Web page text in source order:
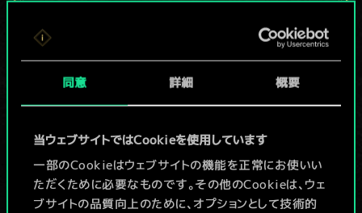
同意 詳細 概要
当ウェブサイトではCookieを使用しています
一部のCookieはウェブサイトの機能を正常にお使いい
ただくために必要なものです。その他のCookieは、ウェ
ブサイトの品質向上のために、オプションとして技術的
現在はまだこれし
か共有デッキがあ
りませんが、
続々追加中！
デッキ名入力＆ガイドを作成